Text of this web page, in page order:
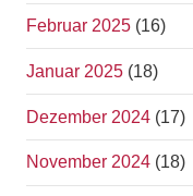
Februar 2025 (16)
Januar 2025 (18)
Dezember 2024 (17)
November 2024 (18)